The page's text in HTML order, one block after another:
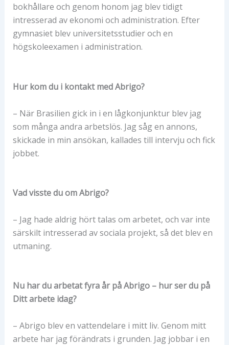
bokhållare och genom honom jag blev tidigt
intresserad av ekonomi och administration. Efter
gymnasiet blev universitetsstudier och en
högskoleexamen i administration.
Hur kom du i kontakt med Abrigo?
– När Brasilien gick in i en lågkonjunktur blev jag
som många andra arbetslös. Jag såg en annons,
skickade in min ansökan, kallades till intervju och fick
jobbet.
Vad visste du om Abrigo?
– Jag hade aldrig hört talas om arbetet, och var inte
särskilt intresserad av sociala projekt, så det blev en
utmaning.
Nu har du arbetat fyra år på Abrigo – hur ser du på
Ditt arbete idag?
– Abrigo blev en vattendelare i mitt liv. Genom mitt
arbete har jag förändrats i grunden. Jag jobbar i en